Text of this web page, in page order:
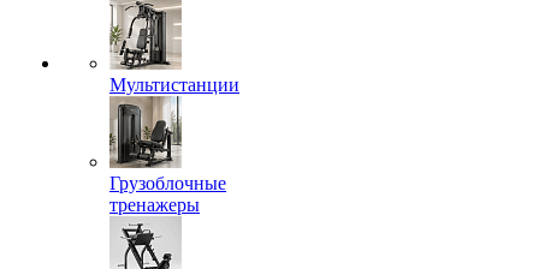
Мультистанции
Грузоблочные
тренажеры